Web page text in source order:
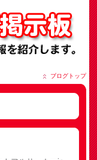
ブログトップ